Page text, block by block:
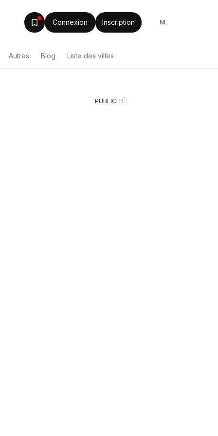
Connexion Inscription NL
Autres Blog Liste des villes
PUBLICITÉ